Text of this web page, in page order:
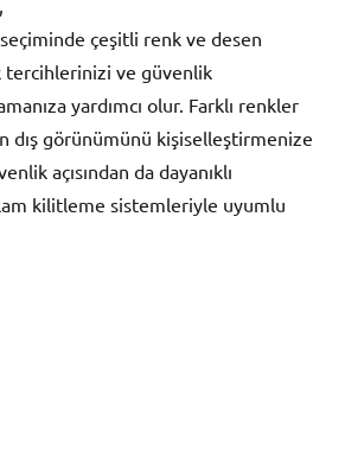
seçiminde çeşitli renk ve desen
ve güvenlik
yardımcı olur. Farklı renkler
dış görünümünü kişiselleştirmenize
açısından da dayanıklı
kilitleme sistemleriyle uyumlu